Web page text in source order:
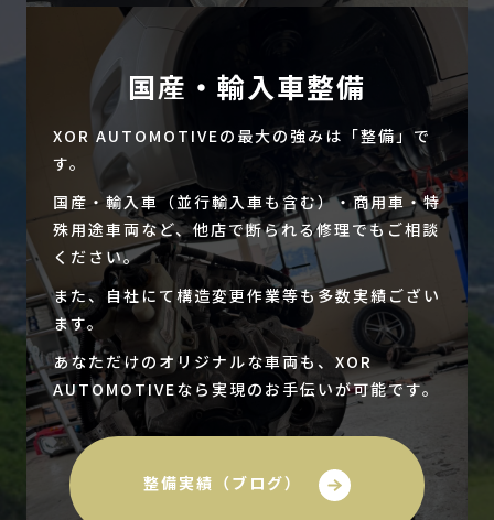
国産・輸入車整備
XOR AUTOMOTIVEの最大の強みは「整備」で
す。
国産・輸入車（並行輸入車も含む）・商用車・特
殊用途車両など、他店で断られる修理でもご相談
ください。
また、自社にて構造変更作業等も多数実績ござい
ます。
あなただけのオリジナルな車両も、XOR
AUTOMOTIVEなら実現のお手伝いが可能です。
整備実績（ブログ）